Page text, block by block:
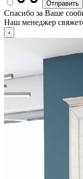
Спасибо за Ваше
Наш менеджер